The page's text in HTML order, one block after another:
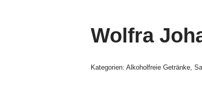
Wolfra
Kategorien:Alkoholfreie Getränke,